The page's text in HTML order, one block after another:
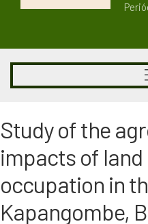
Study of the
impacts of land
occupation in
Kapangombe,